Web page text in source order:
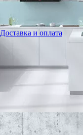
Доставка и оплата